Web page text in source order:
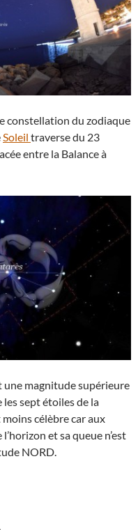
constellation du zodiaque
Soleil traverse du 23
entre la Balance à
magnitude supérieure
sept étoiles de la
célèbre car aux
et sa queue n’est
NORD.
du Scorpion se dévoile